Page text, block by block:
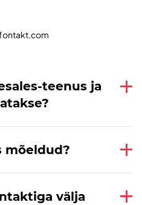
teenus ja
mõeldud?
välja